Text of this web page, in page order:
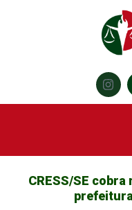
CRESS/SE